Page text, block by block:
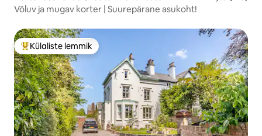
Võluv ja mugav korter | Suurepärane asukoht!
Külaliste suur lemmik
Külaliste lemmik